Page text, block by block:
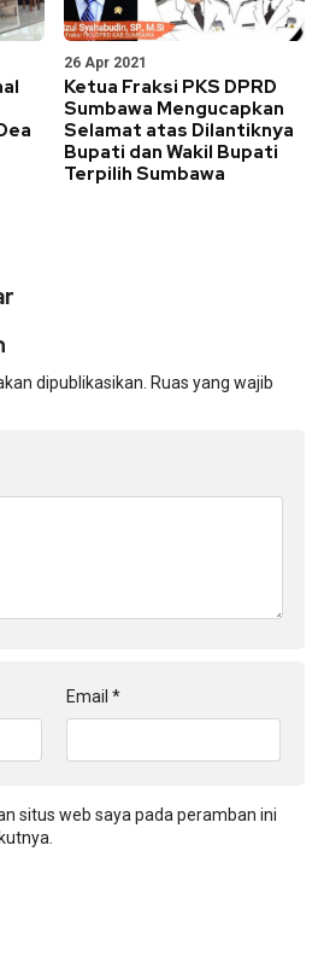
26 Apr 2021
Ketua Fraksi PKS DPRD
Sumbawa Mengucapkan
Selamat atas Dilantiknya
Bupati dan Wakil Bupati
Terpilih Sumbawa
dipublikasikan. Ruas yang wajib
Email *
situs web saya pada peramban ini